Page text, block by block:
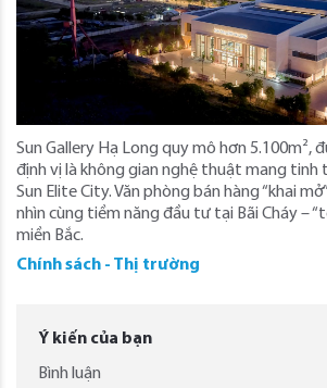
Sun Gallery Hạ Long quy mô hơn 5.100m²,
định vị là không gian nghệ thuật mang tinh
Sun Elite City. Văn phòng bán hàng “khai
nhìn cùng tiềm năng đầu tư tại Bãi Cháy –
miền Bắc.
Chính sách - Thị trường
Ý kiến của bạn
Bình luận